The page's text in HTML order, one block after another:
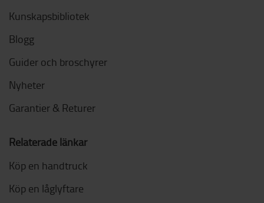
Kunskapsbibliotek
Blogg
Guider och broschyrer
Nyheter
Garantier & Returer
Relaterade länkar
Köp en handtruck
Köp en låglyftare